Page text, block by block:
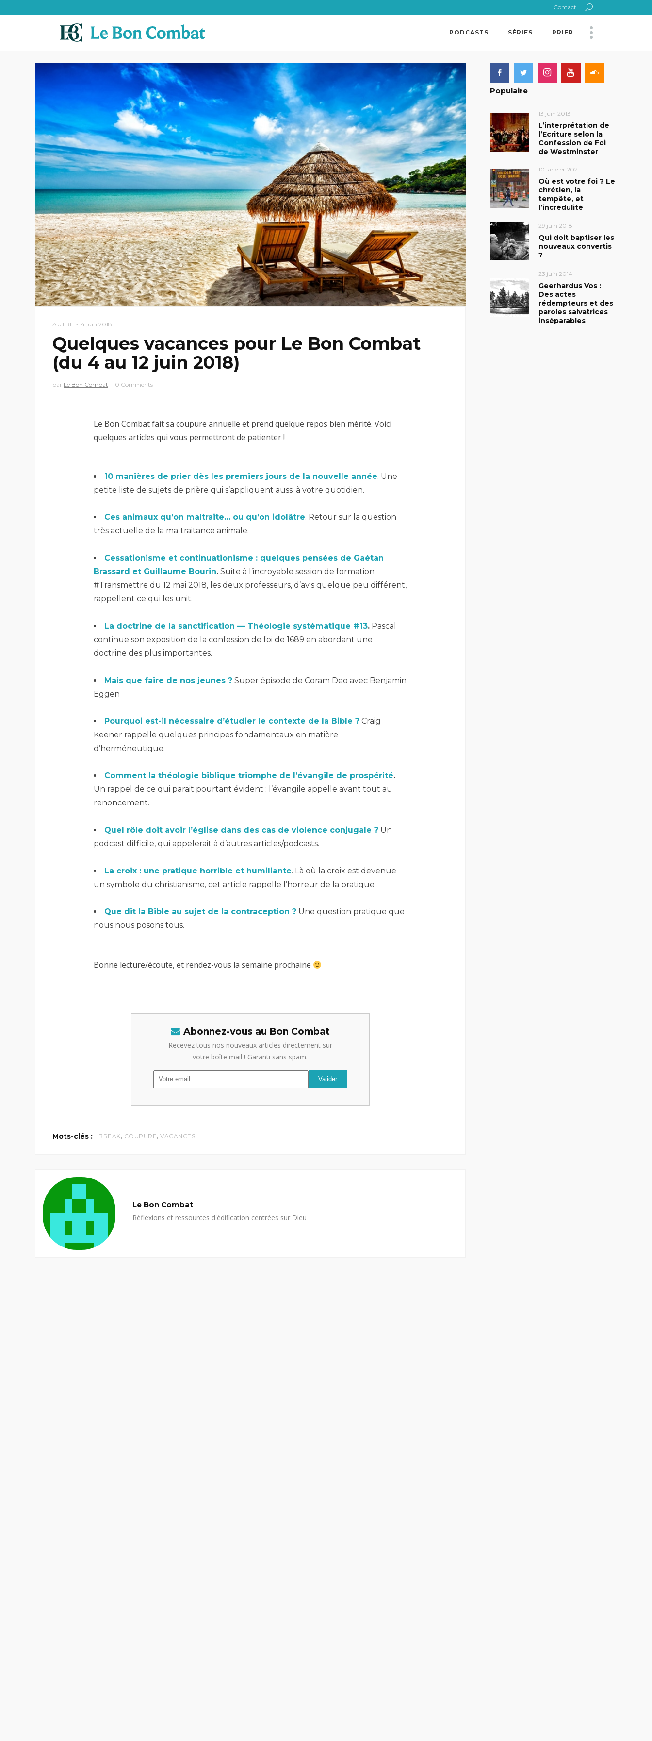
Contact
PODCASTS SÉRIES PRIER
AUTRE 4 juin 2018
Quelques vacances pour Le Bon Combat
(du 4 au 12 juin 2018)
par Le Bon Combat 0 Comments
Le Bon Combat fait sa coupure annuelle et prend quelque repos bien mérité. Voici
quelques articles qui vous permettront de patienter !
10 manières de prier dès les premiers jours de la nouvelle année. Une
petite liste de sujets de prière qui s’appliquent aussi à votre quotidien.
Ces animaux qu’on maltraite… ou qu’on idolâtre. Retour sur la question
très actuelle de la maltraitance animale.
Cessationisme et continuationisme : quelques pensées de Gaétan
Brassard et Guillaume Bourin. Suite à l’incroyable session de formation
#Transmettre du 12 mai 2018, les deux professeurs, d’avis quelque peu différent,
rappellent ce qui les unit.
La doctrine de la sanctification — Théologie systématique #13. Pascal
continue son exposition de la confession de foi de 1689 en abordant une
doctrine des plus importantes.
Mais que faire de nos jeunes ? Super épisode de Coram Deo avec Benjamin
Eggen
Pourquoi est-il nécessaire d’étudier le contexte de la Bible ? Craig
Keener rappelle quelques principes fondamentaux en matière
d’herméneutique.
Comment la théologie biblique triomphe de l’évangile de prospérité.
Un rappel de ce qui parait pourtant évident : l’évangile appelle avant tout au
renoncement.
Quel rôle doit avoir l’église dans des cas de violence conjugale ? Un
podcast difficile, qui appelerait à d’autres articles/podcasts.
La croix : une pratique horrible et humiliante. Là où la croix est devenue
un symbole du christianisme, cet article rappelle l’horreur de la pratique.
Que dit la Bible au sujet de la contraception ? Une question pratique que
nous nous posons tous.
Bonne lecture/écoute, et rendez-vous la semaine prochaine
Abonnez-vous au Bon Combat
Recevez tous nos nouveaux articles directement sur
votre boîte mail ! Garanti sans spam.
Mots-clés : BREAK, COUPURE, VACANCES
Le Bon Combat
Réflexions et ressources d'édification centrées sur Dieu
Populaire
13 juin 2013
L’interprétation de
l’Ecriture selon la
Confession de Foi
de Westminster
10 janvier 2021
Où est votre foi ? Le
chrétien, la
tempête, et
l’incrédulité
29 juin 2018
Qui doit baptiser les
nouveaux convertis
?
23 juin 2014
Geerhardus Vos :
Des actes
rédempteurs et des
paroles salvatrices
inséparables